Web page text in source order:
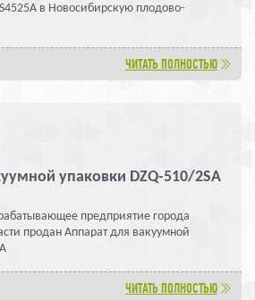
в Новосибирскую плодово-
ЧИТАТЬ ПОЛНОСТЬЮ
упаковки DZQ-510/2SA
предприятие города
продан Аппарат для вакуумной
ЧИТАТЬ ПОЛНОСТЬЮ